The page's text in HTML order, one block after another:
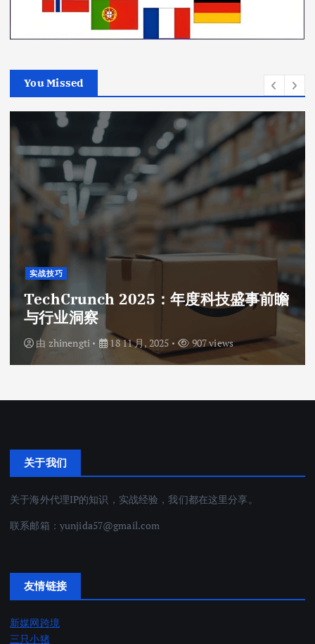
You Missed
实战技巧
TechCrunch 2025：年度科技盛事前瞻
与行业洞察
由 zhinengti 18 11 月, 2025 907 views
关于我们
关于海外代理IP的知识，实战经验，我们都在这里分享。
联系邮箱： yunjida57@gmail.com
友情链接
新媒网跨境
三只小猪